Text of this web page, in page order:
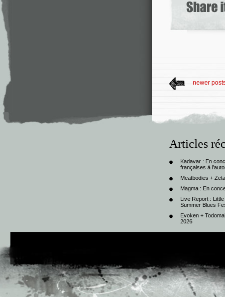
newer
Articles
Kadavar : En
françaises à
Meatbodies +
Magma : En
Live Report :
Summer Blues
Evoken +
2026